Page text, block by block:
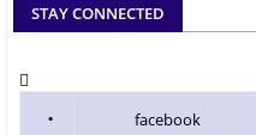
STAY CONNECTED
facebook